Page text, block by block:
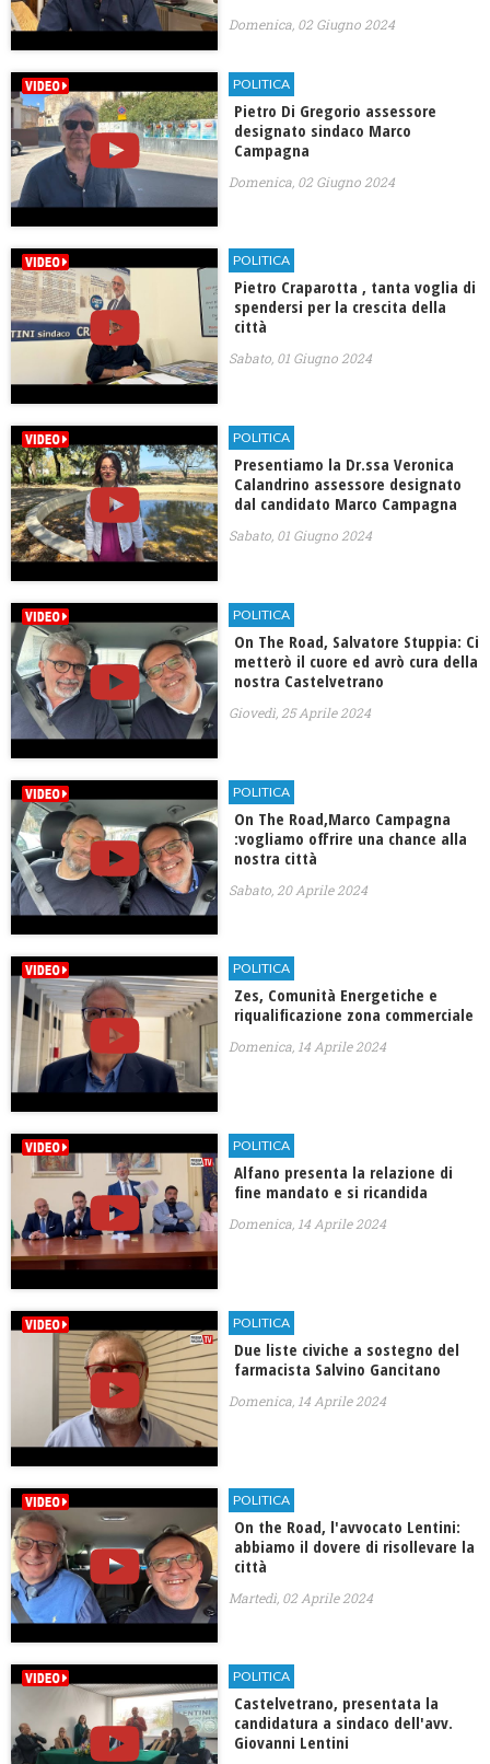
Domenica, 02 Giugno 2024
POLITICA
Pietro Di Gregorio assessore
designato sindaco Marco
Campagna
Domenica, 02 Giugno 2024
POLITICA
Pietro Craparotta , tanta voglia di
spendersi per la crescita della
città
Sabato, 01 Giugno 2024
POLITICA
Presentiamo la Dr.ssa Veronica
Calandrino assessore designato
dal candidato Marco Campagna
Sabato, 01 Giugno 2024
POLITICA
On The Road, Salvatore Stuppia: Ci
metterò il cuore ed avrò cura della
nostra Castelvetrano
Giovedì, 25 Aprile 2024
POLITICA
On The Road,Marco Campagna
:vogliamo offrire una chance alla
nostra città
Sabato, 20 Aprile 2024
POLITICA
Zes, Comunità Energetiche e
riqualificazione zona commerciale
Domenica, 14 Aprile 2024
POLITICA
Alfano presenta la relazione di
fine mandato e si ricandida
Domenica, 14 Aprile 2024
POLITICA
Due liste civiche a sostegno del
farmacista Salvino Gancitano
Domenica, 14 Aprile 2024
POLITICA
On the Road, l'avvocato Lentini:
abbiamo il dovere di risollevare la
città
Martedì, 02 Aprile 2024
POLITICA
Castelvetrano, presentata la
candidatura a sindaco dell'avv.
Giovanni Lentini